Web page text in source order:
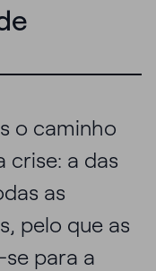
o caminho
crise: a das
as
pelo que as
para a